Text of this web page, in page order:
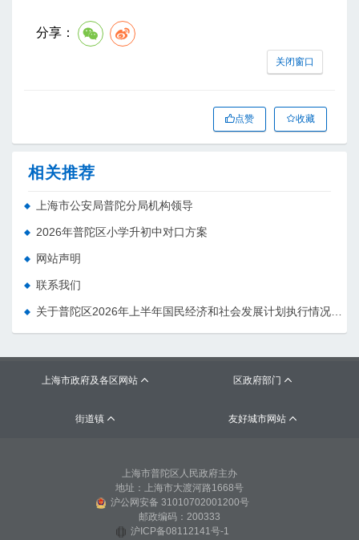
分享：
关闭窗口
点赞 收藏
相关推荐
上海市公安局普陀分局机构领导
2026年普陀区小学升初中对口方案
网站声明
联系我们
关于普陀区2026年上半年国民经济和社会发展计划执行情况的报告 （征求意见稿）
上海市政府及各区网站  区政府部门 
街道镇  友好城市网站 
上海市普陀区人民政府主办
地址：上海市大渡河路1668号
沪公网安备 31010702001200号
邮政编码：200333
沪ICP备08112141号-1